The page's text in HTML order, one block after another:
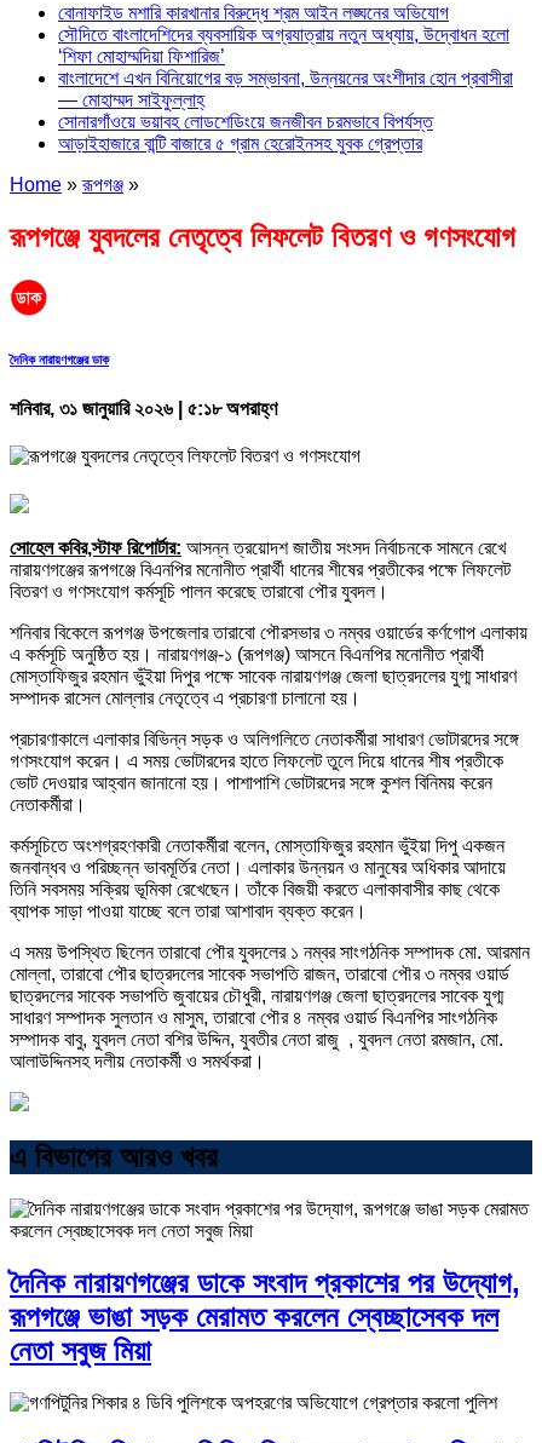
বোনাফাইড মশারি কারখানার বিরুদ্ধে শ্রম আইন লঙ্ঘনের অভিযোগ
সৌদিতে বাংলাদেশিদের ব্যবসায়িক অগ্রযাত্রায় নতুন অধ্যায়, উদ্বোধন হলো
‘শিফা মোহাম্মদিয়া ফিশারিজ’
বাংলাদেশে এখন বিনিয়োগের বড় সম্ভাবনা, উন্নয়নের অংশীদার হোন প্রবাসীরা
— মোহাম্মদ সাইফুল্লাহ্
সোনারগাঁওয়ে ভয়াবহ লোডশেডিংয়ে জনজীবন চরমভাবে বিপর্যস্ত
আড়াইহাজারে বান্টি বাজারে ৫ গ্রাম হেরোইনসহ যুবক গ্রেপ্তার
Home »রূপগঞ্জ »
রূপগঞ্জে যুবদলের নেতৃত্বে লিফলেট বিতরণ ও গণসংযোগ
দৈনিক নারায়ণগঞ্জের ডাক
শনিবার, ৩১ জানুয়ারি ২০২৬ | ৫:১৮ অপরাহ্ণ
সোহেল কবির,স্টাফ রিপোর্টার: আসন্ন ত্রয়োদশ জাতীয় সংসদ নির্বাচনকে সামনে রেখে
নারায়ণগঞ্জের রূপগঞ্জে বিএনপির মনোনীত প্রার্থী ধানের শীষের প্রতীকের পক্ষে লিফলেট
বিতরণ ও গণসংযোগ কর্মসূচি পালন করেছে তারাবো পৌর যুবদল।
শনিবার বিকেলে রূপগঞ্জ উপজেলার তারাবো পৌরসভার ৩ নম্বর ওয়ার্ডের কর্ণগোপ এলাকায়
এ কর্মসূচি অনুষ্ঠিত হয়। নারায়ণগঞ্জ-১ (রূপগঞ্জ) আসনে বিএনপির মনোনীত প্রার্থী
মোস্তাফিজুর রহমান ভুঁইয়া দিপুর পক্ষে সাবেক নারায়ণগঞ্জ জেলা ছাত্রদলের যুগ্ম সাধারণ
সম্পাদক রাসেল মোল্লার নেতৃত্বে এ প্রচারণা চালানো হয়।
প্রচারণাকালে এলাকার বিভিন্ন সড়ক ও অলিগলিতে নেতাকর্মীরা সাধারণ ভোটারদের সঙ্গে
গণসংযোগ করেন। এ সময় ভোটারদের হাতে লিফলেট তুলে দিয়ে ধানের শীষ প্রতীকে
ভোট দেওয়ার আহ্বান জানানো হয়। পাশাপাশি ভোটারদের সঙ্গে কুশল বিনিময় করেন
নেতাকর্মীরা।
কর্মসূচিতে অংশগ্রহণকারী নেতাকর্মীরা বলেন, মোস্তাফিজুর রহমান ভুঁইয়া দিপু একজন
জনবান্ধব ও পরিচ্ছন্ন ভাবমূর্তির নেতা। এলাকার উন্নয়ন ও মানুষের অধিকার আদায়ে
তিনি সবসময় সক্রিয় ভূমিকা রেখেছেন। তাঁকে বিজয়ী করতে এলাকাবাসীর কাছ থেকে
ব্যাপক সাড়া পাওয়া যাচ্ছে বলে তারা আশাবাদ ব্যক্ত করেন।
এ সময় উপস্থিত ছিলেন তারাবো পৌর যুবদলের ১ নম্বর সাংগঠনিক সম্পাদক মো. আরমান
মোল্লা, তারাবো পৌর ছাত্রদলের সাবেক সভাপতি রাজন, তারাবো পৌর ৩ নম্বর ওয়ার্ড
ছাত্রদলের সাবেক সভাপতি জুবায়ের চৌধুরী, নারায়ণগঞ্জ জেলা ছাত্রদলের সাবেক যুগ্ম
সাধারণ সম্পাদক সুলতান ও মাসুম, তারাবো পৌর ৪ নম্বর ওয়ার্ড বিএনপির সাংগঠনিক
সম্পাদক বাবু, যুবদল নেতা বশির উদ্দিন, যুবতীর নেতা রাজু , যুবদল নেতা রমজান, মো.
আলাউদ্দিনসহ দলীয় নেতাকর্মী ও সমর্থকরা।
এ বিভাগের আরও খবর
দৈনিক নারায়ণগঞ্জের ডাকে সংবাদ প্রকাশের পর উদ্যোগ,
রূপগঞ্জে ভাঙা সড়ক মেরামত করলেন স্বেচ্ছাসেবক দল
নেতা সবুজ মিয়া